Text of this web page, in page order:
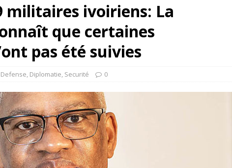
militaires ivoiriens: La
que certaines
pas été suivies
Defense, Diplomatie, Securité 0